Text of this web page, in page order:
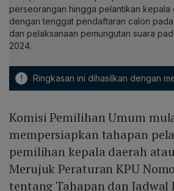
perseorangan hingga pelantikan kepala
dengan tenggat pendaftaran calon
dan pelaksanaan pemungutan suara
2024.
! Ringkasan ini dihasilkan dengan
Komisi Pemilihan Umum
mempersiapkan tahapan
pemilihan kepala daerah
Merujuk Peraturan KPU
tentang Tahapan dan Jadwal